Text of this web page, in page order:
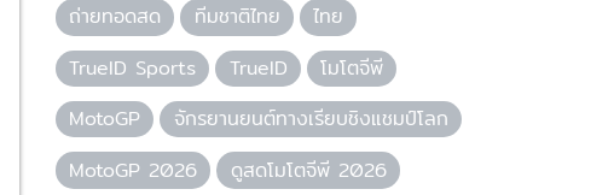
ถ่ายทอดสด ทีมชาติไทย
ไทย
TrueID Sports
TrueID
โมโตจีพี
MotoGP
จักรยานยนต์ทางเรียบชิงแชมป์โลก
MotoGP 2026
ดูสดโมโตจีพี 2026